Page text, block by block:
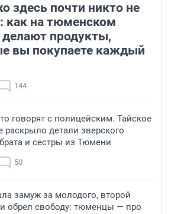
здесь почти никто не
как на тюменском
делают продукты,
вы покупаете каждый
144
говорят с полицейским. Тайское
раскрыло детали зверского
и сестры из Тюмени
50
замуж за молодого, второй
и обрел свободу: тюменцы — про